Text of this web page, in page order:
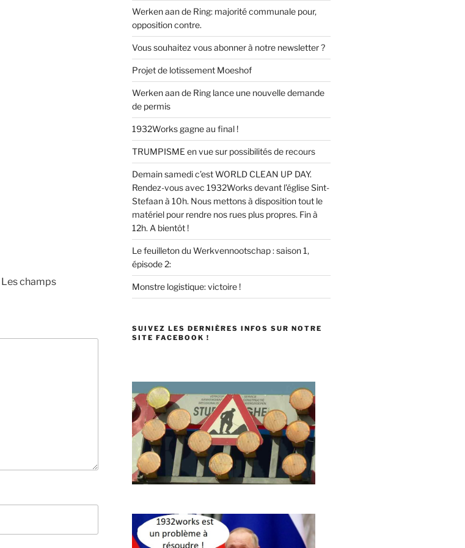
Les champs
Werken aan de Ring: majorité communale pour,
opposition contre.
Vous souhaitez vous abonner à notre newsletter ?
Projet de lotissement Moeshof
Werken aan de Ring lance une nouvelle demande
de permis
1932Works gagne au final !
TRUMPISME en vue sur possibilités de recours
Demain samedi c’est WORLD CLEAN UP DAY.
Rendez-vous avec 1932Works devant l’église Sint-
Stefaan à 10h. Nous mettons à disposition tout le
matériel pour rendre nos rues plus propres. Fin à
12h. A bientôt !
Le feuilleton du Werkvennootschap : saison 1,
épisode 2:
Monstre logistique: victoire !
SUIVEZ LES DERNIÈRES INFOS SUR NOTRE
SITE FACEBOOK !